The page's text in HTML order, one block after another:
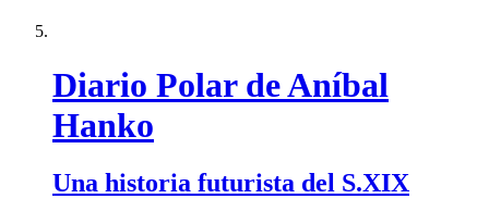
Diario Polar de Aníbal
Hanko
Una historia futurista del S.XIX